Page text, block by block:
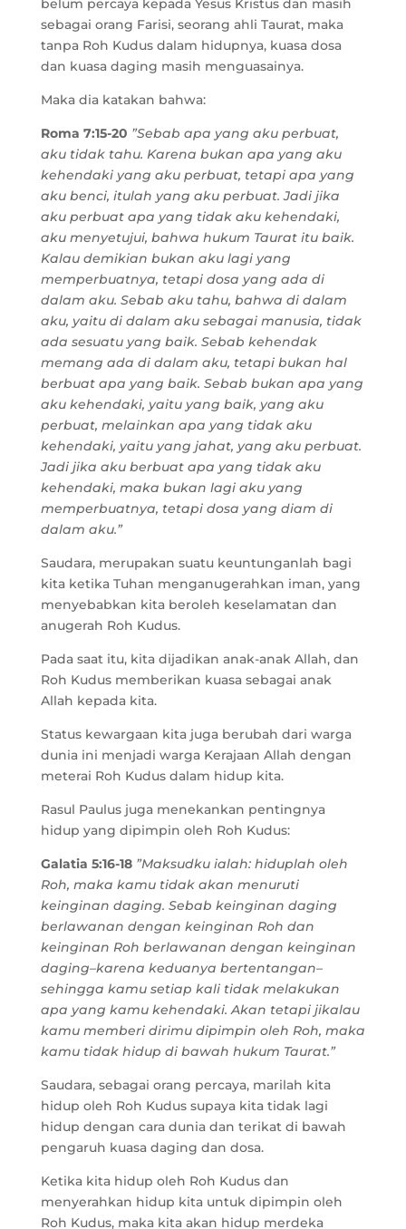
belum percaya kepada Yesus Kristus dan masih
sebagai orang Farisi, seorang ahli Taurat, maka
tanpa Roh Kudus dalam hidupnya, kuasa dosa
dan kuasa daging masih menguasainya.
Maka dia katakan bahwa:
Roma 7:15-20 ”Sebab apa yang aku perbuat,
aku tidak tahu. Karena bukan apa yang aku
kehendaki yang aku perbuat, tetapi apa yang
aku benci, itulah yang aku perbuat. Jadi jika
aku perbuat apa yang tidak aku kehendaki,
aku menyetujui, bahwa hukum Taurat itu baik.
Kalau demikian bukan aku lagi yang
memperbuatnya, tetapi dosa yang ada di
dalam aku. Sebab aku tahu, bahwa di dalam
aku, yaitu di dalam aku sebagai manusia, tidak
ada sesuatu yang baik. Sebab kehendak
memang ada di dalam aku, tetapi bukan hal
berbuat apa yang baik. Sebab bukan apa yang
aku kehendaki, yaitu yang baik, yang aku
perbuat, melainkan apa yang tidak aku
kehendaki, yaitu yang jahat, yang aku perbuat.
Jadi jika aku berbuat apa yang tidak aku
kehendaki, maka bukan lagi aku yang
memperbuatnya, tetapi dosa yang diam di
dalam aku.”
Saudara, merupakan suatu keuntunganlah bagi
kita ketika Tuhan menganugerahkan iman, yang
menyebabkan kita beroleh keselamatan dan
anugerah Roh Kudus.
Pada saat itu, kita dijadikan anak-anak Allah, dan
Roh Kudus memberikan kuasa sebagai anak
Allah kepada kita.
Status kewargaan kita juga berubah dari warga
dunia ini menjadi warga Kerajaan Allah dengan
meterai Roh Kudus dalam hidup kita.
Rasul Paulus juga menekankan pentingnya
hidup yang dipimpin oleh Roh Kudus:
Galatia 5:16-18 ”Maksudku ialah: hiduplah oleh
Roh, maka kamu tidak akan menuruti
keinginan daging. Sebab keinginan daging
berlawanan dengan keinginan Roh dan
keinginan Roh berlawanan dengan keinginan
daging–karena keduanya bertentangan–
sehingga kamu setiap kali tidak melakukan
apa yang kamu kehendaki. Akan tetapi jikalau
kamu memberi dirimu dipimpin oleh Roh, maka
kamu tidak hidup di bawah hukum Taurat.”
Saudara, sebagai orang percaya, marilah kita
hidup oleh Roh Kudus supaya kita tidak lagi
hidup dengan cara dunia dan terikat di bawah
pengaruh kuasa daging dan dosa.
Ketika kita hidup oleh Roh Kudus dan
menyerahkan hidup kita untuk dipimpin oleh
Roh Kudus, maka kita akan hidup merdeka